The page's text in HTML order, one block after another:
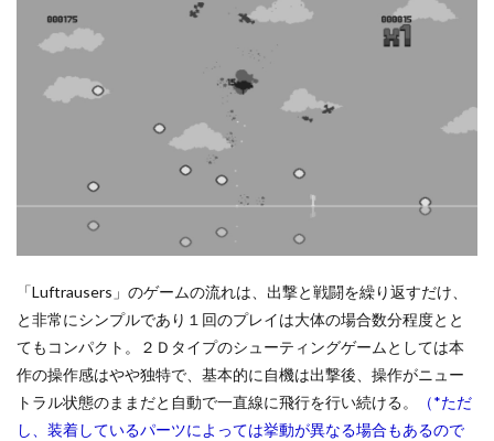
「Luftrausers」のゲームの流れは、出撃と戦闘を繰り返すだけ、
と非常にシンプルであり１回のプレイは大体の場合数分程度とと
てもコンパクト。２Ｄタイプのシューティングゲームとしては本
作の操作感はやや独特で、基本的に自機は出撃後、操作がニュー
トラル状態のままだと自動で一直線に飛行を行い続ける。
（*ただ
し、装着しているパーツによっては挙動が異なる場合もあるので